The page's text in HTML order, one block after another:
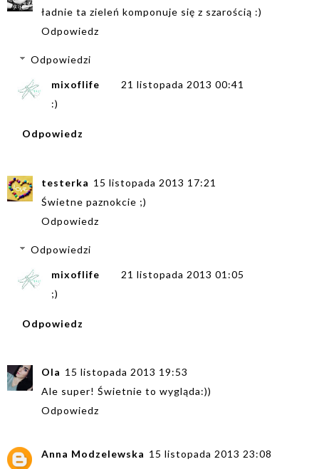
ładnie ta zieleń komponuje się z szarością :)
Odpowiedz
Odpowiedzi
mixoflife
21 listopada 2013 00:41
:)
Odpowiedz
testerka 15 listopada 2013 17:21
Świetne paznokcie ;)
Odpowiedz
Odpowiedzi
mixoflife
21 listopada 2013 01:05
;)
Odpowiedz
Ola 15 listopada 2013 19:53
Ale super! Świetnie to wygląda:))
Odpowiedz
Anna Modzelewska 15 listopada 2013 23:08